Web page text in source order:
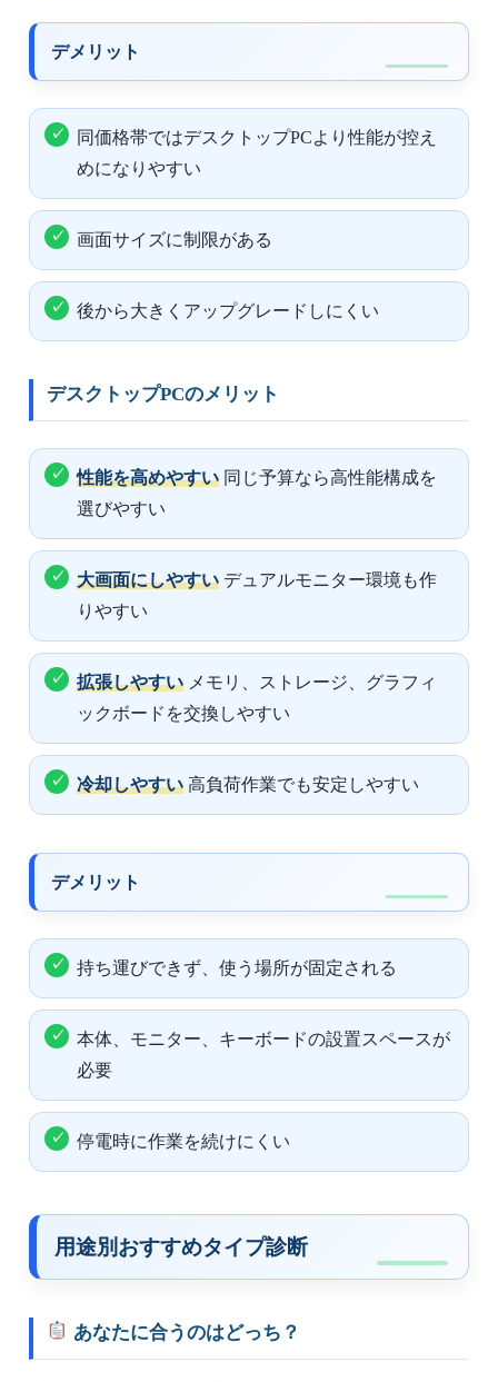
デメリット
同価格帯ではデスクトップPCより性能が控え
めになりやすい
画面サイズに制限がある
後から大きくアップグレードしにくい
デスクトップPCのメリット
性能を高めやすい 同じ予算なら高性能構成を
選びやすい
大画面にしやすい デュアルモニター環境も作
りやすい
拡張しやすい メモリ、ストレージ、グラフィ
ックボードを交換しやすい
冷却しやすい 高負荷作業でも安定しやすい
デメリット
持ち運びできず、使う場所が固定される
本体、モニター、キーボードの設置スペースが
必要
停電時に作業を続けにくい
用途別おすすめタイプ診断
あなたに合うのはどっち？